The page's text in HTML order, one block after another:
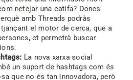
netejar una catifa? Doncs
amb Threads podràs
el motor de cerca, que a
et permetrà buscar
La nova xarxa social
un suport de hashtags com és
que no és tan innovadora, però